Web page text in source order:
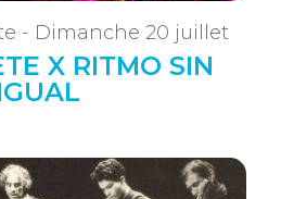
- Dimanche 20 juillet
X RITMO SIN